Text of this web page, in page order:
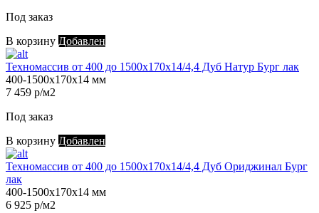
Под заказ
В корзину Добавлен
Техномассив от 400 до 1500х170х14/4,4 Дуб Натур Бург лак
400-1500х170х14 мм
7 459 р/м2
Под заказ
В корзину Добавлен
Техномассив от 400 до 1500х170х14/4,4 Дуб Ориджинал Бург
лак
400-1500х170х14 мм
6 925 р/м2